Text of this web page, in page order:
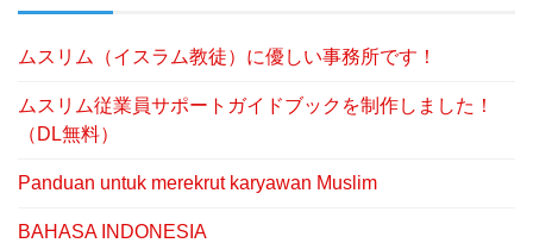
ムスリム（イスラム教徒）に優しい事務所です！
ムスリム従業員サポートガイドブックを制作しました！
（DL無料）
Panduan untuk merekrut karyawan Muslim
BAHASA INDONESIA